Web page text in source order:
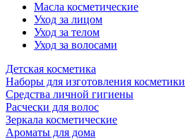
Масла косметические
Уход за лицом
Уход за телом
Уход за волосами
Детская косметика
Наборы для изготовления косметики
Средства личной гигиены
Расчески для волос
Зеркала косметические
Ароматы для дома